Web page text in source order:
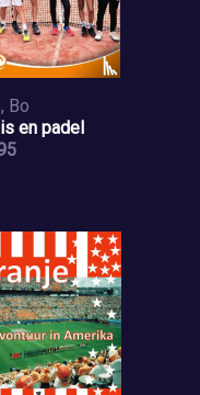
Bo
en padel